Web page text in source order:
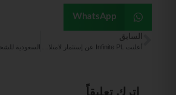
WhatsApp
السابق
اترك تعليقاً